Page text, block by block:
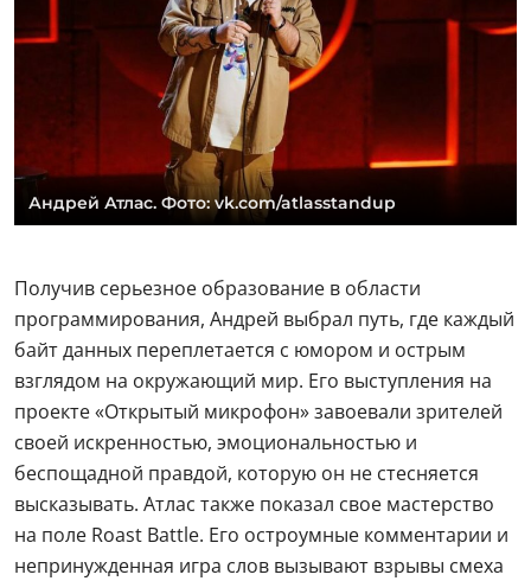
Андрей Атлас. Фото: vk.com/atlasstandup
Получив серьезное образование в области
программирования, Андрей выбрал путь, где каждый
байт данных переплетается с юмором и острым
взглядом на окружающий мир. Его выступления на
проекте «Открытый микрофон» завоевали зрителей
своей искренностью, эмоциональностью и
беспощадной правдой, которую он не стесняется
высказывать. Атлас также показал свое мастерство
на поле Roast Battle. Его остроумные комментарии и
непринужденная игра слов вызывают взрывы смеха